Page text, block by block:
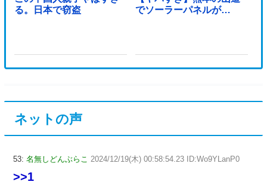
る。日本で窃盗
でソーラーパネルが…
ネットの声
53: 名無しどんぶらこ 2024/12/19(木) 00:58:54.23 ID:Wo9YLanP0
>>1